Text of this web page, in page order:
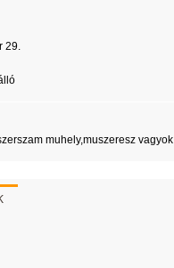
29.
muhely,muszeresz vagyok